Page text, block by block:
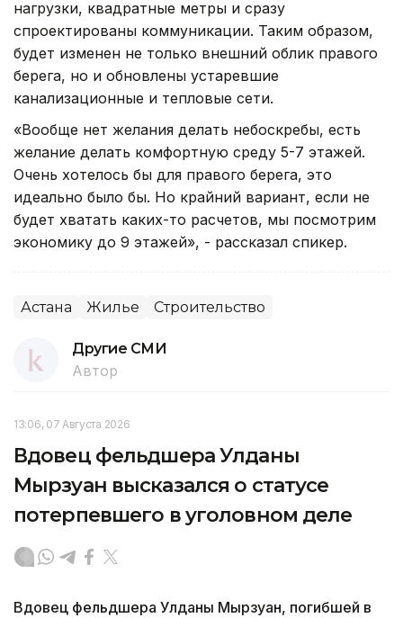
нагрузки, квадратные метры и сразу
спроектированы коммуникации. Таким образом,
будет изменен не только внешний облик правого
берега, но и обновлены устаревшие
канализационные и тепловые сети.
«Вообще нет желания делать небоскребы, есть
желание делать комфортную среду 5-7 этажей.
Очень хотелось бы для правого берега, это
идеально было бы. Но крайний вариант, если не
будет хватать каких-то расчетов, мы посмотрим
экономику до 9 этажей», - рассказал спикер.
Астана Жилье Строительство
Другие СМИ
Автор
13:06, 07 Августа 2026
Вдовец фельдшера Улданы
Мырзуан высказался о статусе
потерпевшего в уголовном деле
Вдовец фельдшера Улданы Мырзуан, погибшей в